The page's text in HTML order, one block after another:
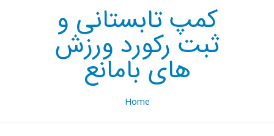
کمپ تابستانی و
ثبت رکورد ورزش
های بامانع
Home